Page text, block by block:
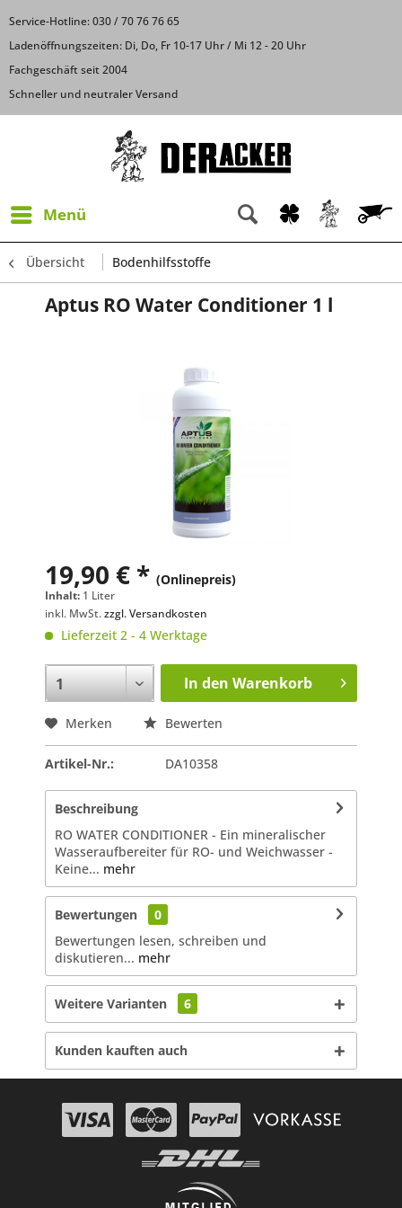
Service-Hotline: 030 / 70 76 76 65
Ladenöffnungszeiten: Di, Do, Fr 10-17 Uhr / Mi 12 - 20 Uhr
Fachgeschäft seit 2004
Schneller und neutraler Versand
Menü
Übersicht Bodenhilfsstoffe
Aptus RO Water Conditioner 1 l
19,90 € * (Onlinepreis)
Inhalt: 1 Liter
inkl. MwSt.zzgl. Versandkosten
Lieferzeit 2 - 4 Werktage
In den Warenkorb
Merken Bewerten
Artikel-Nr.: DA10358
Beschreibung
RO WATER CONDITIONER - Ein mineralischer
Wasseraufbereiter für RO- und Weichwasser -
Keine... mehr
Bewertungen
0
Bewertungen lesen, schreiben und
diskutieren... mehr
Weitere Varianten 6
Kunden kauften auch